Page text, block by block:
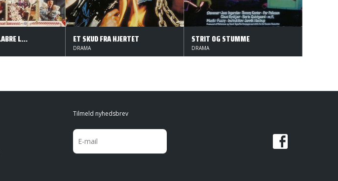
NEGERKYS OG LABRE LARVER ET SKUD FRA HJERTET
DRAMA
STRIT OG STUMME
DRAMA
Tilmeld nyhedsbrev